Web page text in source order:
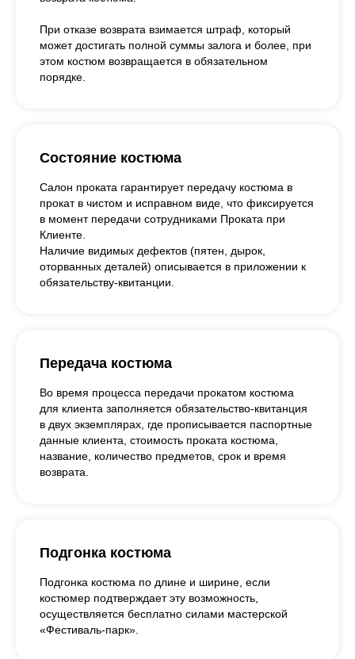
При отказе возврата взимается штраф, который
может достигать полной суммы залога и более, при
этом костюм возвращается в обязательном
порядке.
Состояние костюма
Салон проката гарантирует передачу костюма в
прокат в чистом и исправном виде, что фиксируется
в момент передачи сотрудниками Проката при
Клиенте.
Наличие видимых дефектов (пятен, дырок,
оторванных деталей) описывается в приложении к
обязательству-квитанции.
Передача костюма
Во время процесса передачи прокатом костюма
для клиента заполняется обязательство-квитанция
в двух экземплярах, где прописывается паспортные
данные клиента, стоимость проката костюма,
название, количество предметов, срок и время
возврата.
Подгонка костюма
Подгонка костюма по длине и ширине, если
костюмер подтверждает эту возможность,
осуществляется бесплатно силами мастерской
«Фестиваль-парк».